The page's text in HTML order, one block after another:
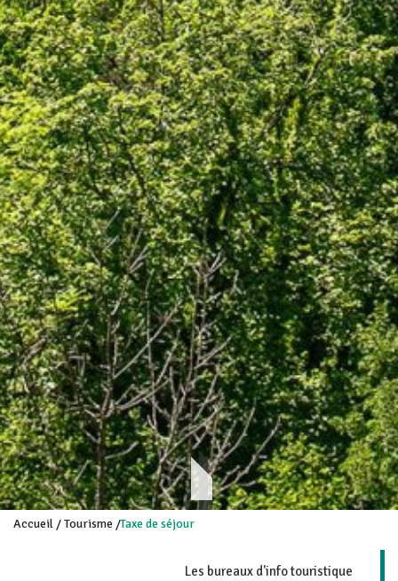
Accueil /Tourisme /Taxe de séjour
Les bureaux d'info touristique